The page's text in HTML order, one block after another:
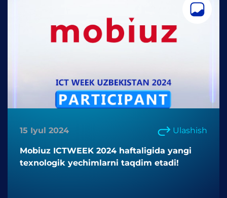
15 Iyul 2024 Ulashish
Mobiuz ICTWEEK 2024 haftaligida yangi
texnologik yechimlarni taqdim etadi!